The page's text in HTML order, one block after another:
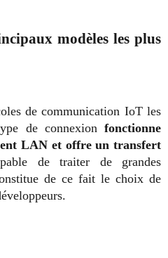
modèles les plus
de communication IoT les
de connexion fonctionne
LAN et offre un transfert
de traiter de grandes
de ce fait le choix de